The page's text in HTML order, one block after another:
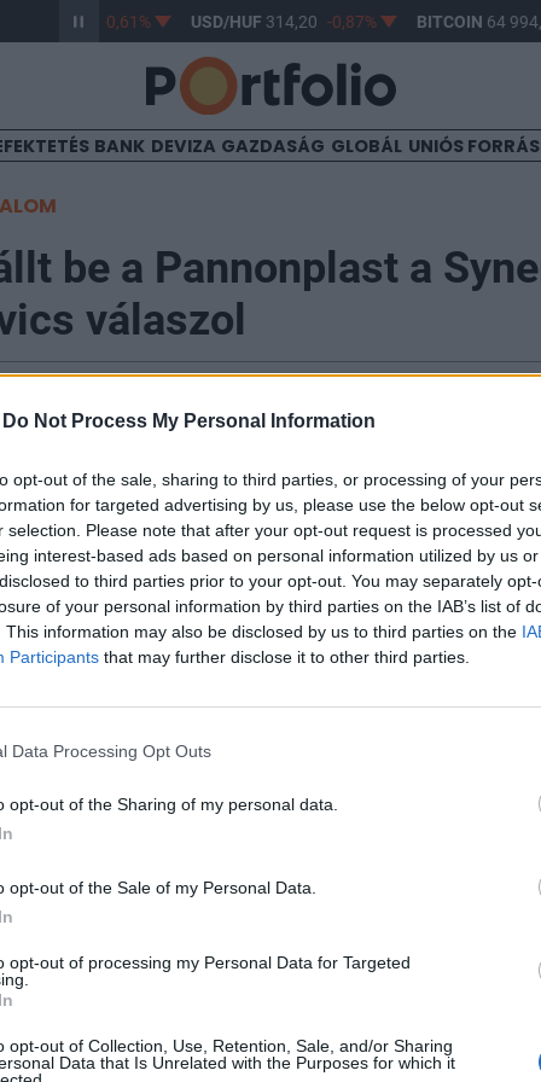
Do Not Process My Personal Information
opt-out of the sale, sharing to third parties, or processing of your
for targeted advertising by us, please use the below opt-out
selection. Please note that after your opt-out request is processed
interest-based ads based on personal information utilized by us
to third parties prior to your opt-out. You may separately
of your personal information by third parties on the IAB’s list of
This information may also be disclosed by us to third parties on the
Participants that may further disclose it to other third parties.
Data Processing Opt Outs
opt-out of the Sharing of my personal data.
opt-out of the Sale of my Personal Data.
opt-out of processing my Personal Data for Targeted
opt-out of Collection, Use, Retention, Sale, and/or Sharing
Data that Is Unrelated with the Purposes for which it
363,17 -0,61% USD/HUF 314,20 -0,87% BITCOIN64
BANK DEVIZA GAZDASÁG GLOBÁL UNIÓS
be a Pannonplast a
válaszol
és értékeli az igazgatóság munkáját, az
a részvényesi érték növelésére törekedve alakítja
történő tulajdonosi szerepvállalás
Bokorovics Balázs, a Pannonplast elnöke. A
gyártás megtartása és a területen várható külföldi
nyit az olajártól független befektetések felé, hogy
sorába logikus láncszemként illeszkedik
stabil pénzügyi helyzetével, indokolta, jövőbeli kilátásaival
úgy véli, hogy a Pannonplast a Synergonban...
portfolio.hu hírarchívumához tartozik, melynek olvasása
tartalmazza:
elmúlt 2 év napon belüli